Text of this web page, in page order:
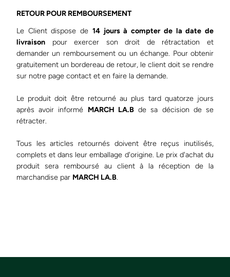
RETOUR POUR REMBOURSEMENT
Le Client dispose de 14 jours à compter de la date de
livraison pour exercer son droit de rétractation et
demander un remboursement ou un échange. Pour obtenir
gratuitement un bordereau de retour, le client doit se rendre
sur notre page contact et en faire la demande.
Le produit doit être retourné au plus tard quatorze jours
après avoir informé MARCH LA.Bde sa décision de se
rétracter.
Tous les articles retournés doivent être reçus inutilisés,
complets et dans leur emballage d'origine. Le prix d'achat du
produit sera remboursé au client à la réception de la
marchandise par MARCH LA.B.